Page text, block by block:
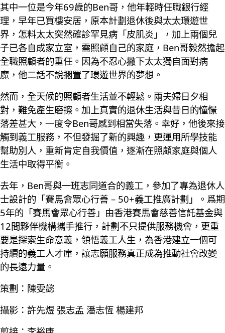
其中一位是今年69歲的Ben哥，他年輕時任職銀行經
理，早年已買樓安居，原本計劃退休後與太太環遊世
界，怎料太太突然確診罕見病「皮肌炎」，加上兩個兒
子已各自成家立室，需照顧自己的家庭，Ben哥毅然擔起
全職照顧者的重任。因為不忍心撇下太太獨自面對病
魔，他二話不說擱置了環遊世界的夢想。
然而，全天候的照顧者生活並不輕鬆。兩夫婦日夕相
對，難免產生磨擦。加上真實的退休生活與昔日的憧憬
落差甚大，一度令Ben哥感到相當失落。幸好，他後來接
觸到義工服務，不但發掘了新的興趣，更運用所學技能
幫助別人，重新肯定自我價值，逐漸在照顧家庭與個人
生活中取得平衡。
去年，Ben哥與一班志同道合的義工，參加了專為退休人
士設計的「賽馬會眾心行善 – 50+義工推廣計劃」。爲期
5年的「賽馬會眾心行善」由香港賽馬會慈善信託基金與
12間夥伴機構攜手推行，計劃不只提供服務機會，更重
要是探索生命意義，領悟義工人生，為香港建立一個可
持續的義工人才庫，讓志願服務真正成為推動社會改變
的長遠力量。
策劃：陳雯懿
攝影：許先煜 張志孟 潘志恆 楊建邦